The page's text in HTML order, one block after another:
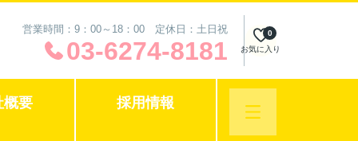
営業時間：9：00～18：00 定休日：土日祝
03-6274-8181 お気に入り
0
概要 採用情報